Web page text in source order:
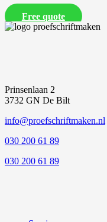
Free quote
Prinsenlaan 2
3732 GN De Bilt
info@proefschriftmaken.nl
030 200 61 89
030 200 61 89